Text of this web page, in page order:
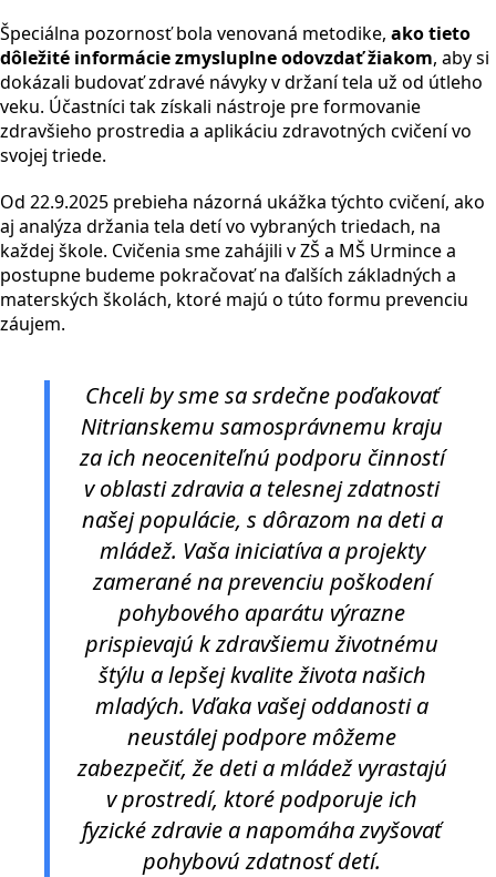
Špeciálna pozornosť bola venovaná metodike, ako tieto
dôležité informácie zmysluplne odovzdať žiakom, aby si
dokázali budovať zdravé návyky v držaní tela už od útleho
veku. Účastníci tak získali nástroje pre formovanie
zdravšieho prostredia a aplikáciu zdravotných cvičení vo
svojej triede.
Od 22.9.2025 prebieha názorná ukážka týchto cvičení, ako
aj analýza držania tela detí vo vybraných triedach, na
každej škole. Cvičenia sme zahájili v ZŠ a MŠ Urmince a
postupne budeme pokračovať na ďalších základných a
materských školách, ktoré majú o túto formu prevenciu
záujem.
Chceli by sme sa srdečne poďakovať
Nitrianskemu samosprávnemu kraju
za ich neoceniteľnú podporu činností
v oblasti zdravia a telesnej zdatnosti
našej populácie, s dôrazom na deti a
mládež. Vaša iniciatíva a projekty
zamerané na prevenciu poškodení
pohybového aparátu výrazne
prispievajú k zdravšiemu životnému
štýlu a lepšej kvalite života našich
mladých. Vďaka vašej oddanosti a
neustálej podpore môžeme
zabezpečiť, že deti a mládež vyrastajú
v prostredí, ktoré podporuje ich
fyzické zdravie a napomáha zvyšovať
pohybovú zdatnosť detí.